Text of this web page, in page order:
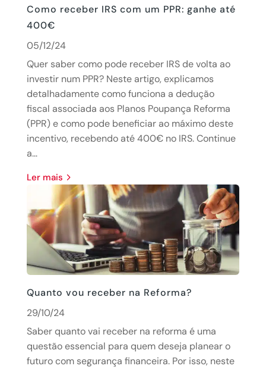
Como receber IRS com um PPR: ganhe até
400€
05/12/24
Quer saber como pode receber IRS de volta ao
investir num PPR? Neste artigo, explicamos
detalhadamente como funciona a dedução
fiscal associada aos Planos Poupança Reforma
(PPR) e como pode beneficiar ao máximo deste
incentivo, recebendo até 400€ no IRS. Continue
a...
Ler mais
Quanto vou receber na Reforma?
29/10/24
Saber quanto vai receber na reforma é uma
questão essencial para quem deseja planear o
futuro com segurança financeira. Por isso, neste